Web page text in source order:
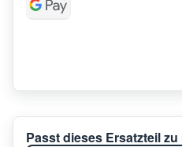
Passt dieses Ersatzteil zu